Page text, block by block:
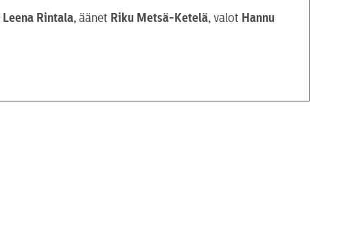
Leena Rintala, äänet Riku Metsä-Ketelä, valot Hannu